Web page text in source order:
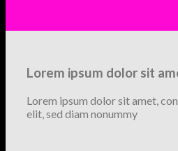
Lorem ipsum dolor sit
Lorem ipsum dolor sit amet,
elit, sed diam nonummy